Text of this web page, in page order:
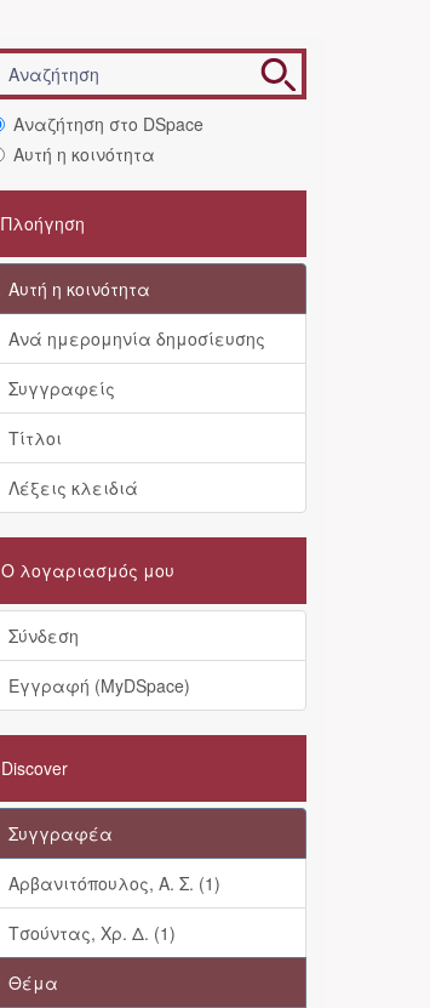
Αναζήτηση στο DSpace
Αυτή η κοινότητα
Πλοήγηση
Αυτή η κοινότητα
Ανά ημερομηνία δημοσίευσης
Συγγραφείς
Τίτλοι
Λέξεις κλειδιά
Ο λογαριασμός μου
Σύνδεση
Εγγραφή (MyDSpace)
Discover
Συγγραφέα
Αρβανιτόπουλος, Α. Σ. (1)
Τσούντας, Χρ. Δ. (1)
Θέμα